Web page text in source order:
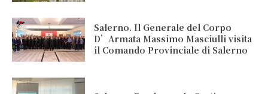
Salerno. Il Generale del Corpo
D’Armata Massimo Masciulli visita
il Comando Provinciale di Salerno